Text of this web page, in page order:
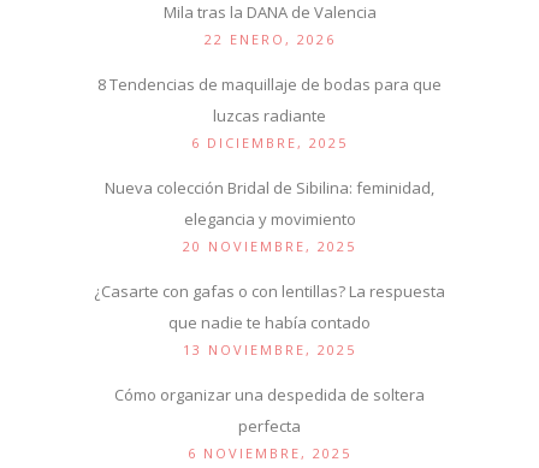
Mila tras la DANA de Valencia
22 ENERO, 2026
8 Tendencias de maquillaje de bodas para que
luzcas radiante
6 DICIEMBRE, 2025
Nueva colección Bridal de Sibilina: feminidad,
elegancia y movimiento
20 NOVIEMBRE, 2025
¿Casarte con gafas o con lentillas? La respuesta
que nadie te había contado
13 NOVIEMBRE, 2025
Cómo organizar una despedida de soltera
perfecta
6 NOVIEMBRE, 2025